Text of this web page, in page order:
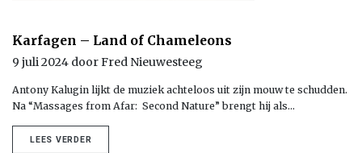
Karfagen – Land of Chameleons
9 juli 2024 door Fred Nieuwesteeg
Antony Kalugin lijkt de muziek achteloos uit zijn mouw te schudden.
Na “Massages from Afar: Second Nature” brengt hij als…
LEES VERDER